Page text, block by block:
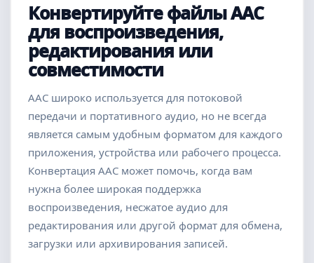
Конвертируйте файлы AAC
для воспроизведения,
редактирования или
совместимости
AAC широко используется для потоковой
передачи и портативного аудио, но не всегда
является самым удобным форматом для каждого
приложения, устройства или рабочего процесса.
Конвертация AAC может помочь, когда вам
нужна более широкая поддержка
воспроизведения, несжатое аудио для
редактирования или другой формат для обмена,
загрузки или архивирования записей.